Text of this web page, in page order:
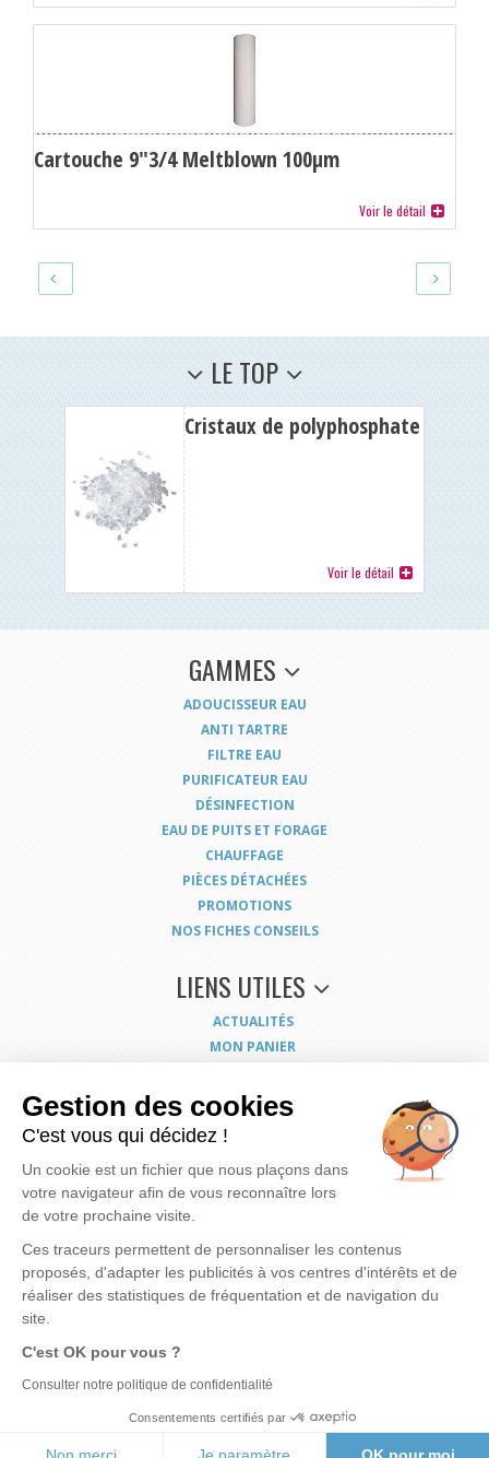
Cartouche 9"3/4 Meltblown 100µm
Voir le détail
LE TOP
Cristaux de polyphosphate
Voir le détail
GAMMES
ADOUCISSEUR EAU
ANTI TARTRE
FILTRE EAU
PURIFICATEUR EAU
DÉSINFECTION
EAU DE PUITS ET FORAGE
CHAUFFAGE
PIÈCES DÉTACHÉES
PROMOTIONS
NOS FICHES CONSEILS
LIENS UTILES
ACTUALITÉS
MON PANIER
NOUS CONTACTER
COORDONNÉES
CONDITIONS GÉNÉRALES DE VENTE
MENTIONS LÉGALES
POLITIQUE DE CONFIDENTIALITÉ
EXERCEZ VOS DROITS
PLAN DU SITE
Nous mettons à votre disposition notre savoir faire et expérience pour vous apporter
meilleure solution possible pour rendre votre eau de meilleure qualité
assurer des produits bien dimensionnés, fiables et économiques.
© 2026 ODIS Réalisation du site :
Gestion des cookies
C'est vous qui décidez !
Un cookie est un fichier que nous plaçons dans
votre navigateur afin de vous reconnaître lors
de votre prochaine visite.
Ces traceurs permettent de personnaliser les contenus
proposés, d'adapter les publicités à vos centres d'intérêts et de
réaliser des statistiques de fréquentation et de navigation du
site.
C'est OK pour vous ?
Consulter notre politique de confidentialité
Consentements certifiés par